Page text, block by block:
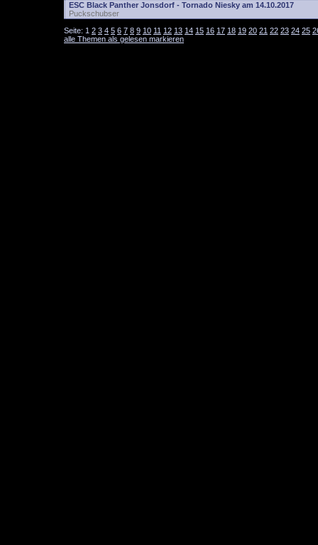
ESC Black Panther Jonsdorf - Tornado Niesky am 14.10.2017
Puckschubser
Seite: 1 2 3 4 5 6 7 8 9 10 11 12 13 14 15 16 17 18 19 20 21 22 23 24 25
alle Themen als gelesen markieren